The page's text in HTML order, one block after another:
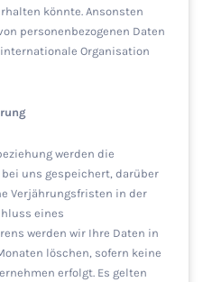
könnte. Ansonsten
personenbezogenen Daten
Organisation
werden die
uns gespeichert, darüber
Verjährungsfristen in der
eines
werden wir Ihre Daten in
löschen, sofern keine
erfolgt. Es gelten